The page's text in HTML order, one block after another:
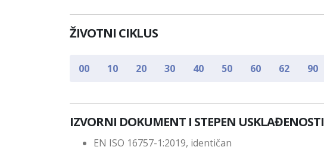
ŽIVOTNI CIKLUS
00 10 20 30 40 50 60 62 90
IZVORNI DOKUMENT I STEPEN USKLAĐENOSTI
EN ISO 16757-1:2019, identičan